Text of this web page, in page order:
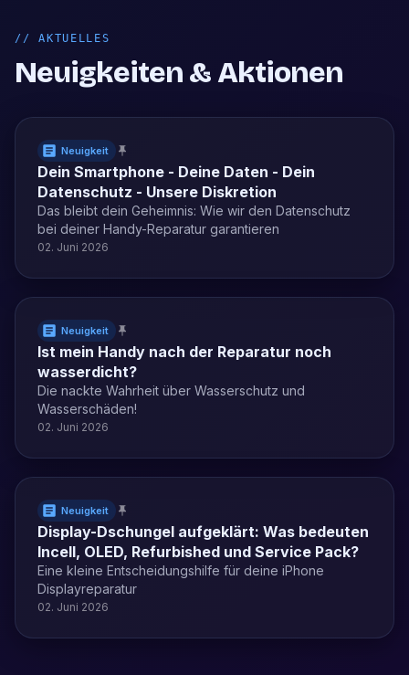
//AKTUELLES
Neuigkeiten & Aktionen
Neuigkeit
Dein Smartphone - Deine Daten - Dein
Datenschutz - Unsere Diskretion
Das bleibt dein Geheimnis: Wie wir den Datenschutz
bei deiner Handy-Reparatur garantieren
02. Juni 2026
Neuigkeit
Ist mein Handy nach der Reparatur noch
wasserdicht?
Die nackte Wahrheit über Wasserschutz und
Wasserschäden!
02. Juni 2026
Neuigkeit
Display-Dschungel aufgeklärt: Was bedeuten
Incell, OLED, Refurbished und Service Pack?
Eine kleine Entscheidungshilfe für deine iPhone
Displayreparatur
02. Juni 2026